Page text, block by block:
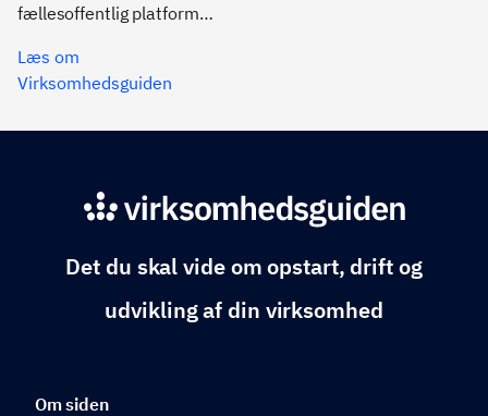
fællesoffentlig platform
drift og udvikling af din
virksomhed.
Læs om
Virksomhedsguiden
Det du skal vide om opstart, drift og
udvikling af din virksomhed
Om siden